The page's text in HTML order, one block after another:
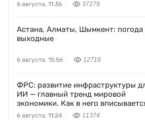
6 августа, 11:36 37279
Астана, Алматы, Шымкент: погода
выходные
6 августа, 15:56 12716
ФРС: развитие инфраструктуры
ИИ — главный тренд мировой
экономики. Как в него
Freedom Holding Corp.
6 августа, 11:24 11374